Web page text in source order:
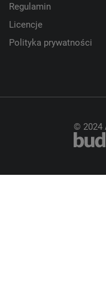
Regulamin
Licencje
Polityka prywatności
© 2024